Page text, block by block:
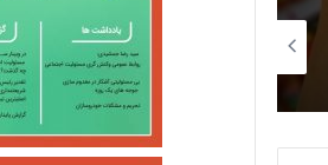
اردیبهشت ۲۷, ۱۴۰۵ اسفند ۴, ۱۴۰۴